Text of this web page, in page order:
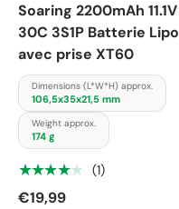
Soaring 2200mAh 11.1V
30C 3S1P Batterie Lipo
avec prise XT60
Dimensions (L*W*H) approx.
106,5x35x21,5 mm
Weight approx.
174 g
★★★★★ (1)
€19,99